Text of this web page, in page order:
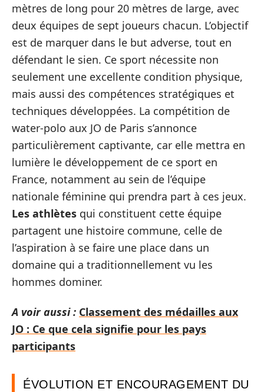
mètres de long pour 20 mètres de large, avec
deux équipes de sept joueurs chacun. L’objectif
est de marquer dans le but adverse, tout en
défendant le sien. Ce sport nécessite non
seulement une excellente condition physique,
mais aussi des compétences stratégiques et
techniques développées. La compétition de
water-polo aux JO de Paris s’annonce
particulièrement captivante, car elle mettra en
lumière le développement de ce sport en
France, notamment au sein de l’équipe
nationale féminine qui prendra part à ces jeux.
Les athlètes qui constituent cette équipe
partagent une histoire commune, celle de
l’aspiration à se faire une place dans un
domaine qui a traditionnellement vu les
hommes dominer.
A voir aussi : Classement des médailles aux
JO : Ce que cela signifie pour les pays
participants
ÉVOLUTION ET ENCOURAGEMENT DU